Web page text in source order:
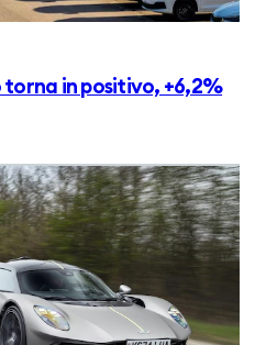
in positivo, +6,2%